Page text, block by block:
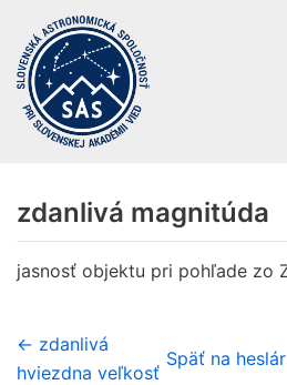
Preskočiť
na
obsah
zdanlivá magnitúda
jasnosť objektu pri pohľade zo
← zdanlivá
hviezdna veľkosť
Späť na heslár